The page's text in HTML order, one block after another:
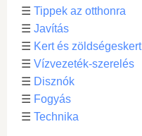
☰ Tippek az otthonra
☰ Javítás
☰ Kert és zöldségeskert
☰ Vízvezeték-szerelés
☰ Disznók
☰ Fogyás
☰ Technika